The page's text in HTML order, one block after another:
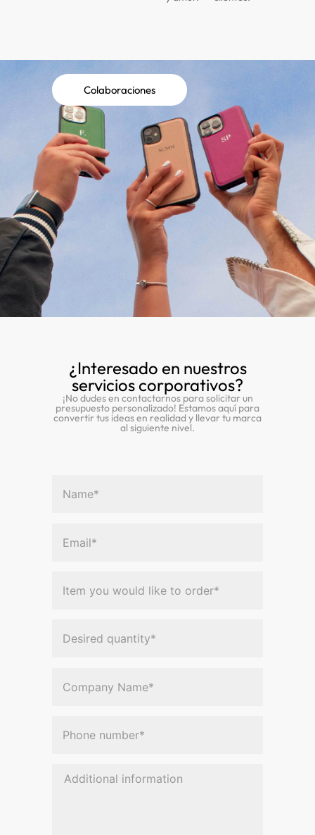
Colaboraciones
¿Interesado en nuestros
servicios corporativos?
¡No dudes en contactarnos para solicitar un
presupuesto personalizado! Estamos aquí para
convertir tus ideas en realidad y llevar tu marca
al siguiente nivel.